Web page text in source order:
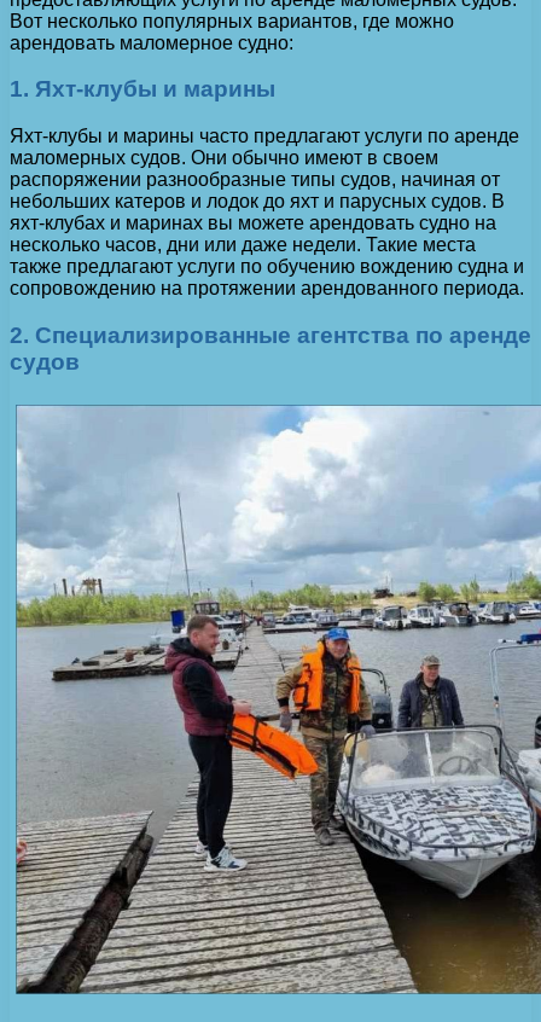
Вот несколько популярных вариантов, где можно
арендовать маломерное судно:
1. Яхт-клубы и марины
Яхт-клубы и марины часто предлагают услуги по аренде
маломерных судов. Они обычно имеют в своем
распоряжении разнообразные типы судов, начиная от
небольших катеров и лодок до яхт и парусных судов. В
яхт-клубах и маринах вы можете арендовать судно на
несколько часов, дни или даже недели. Такие места
также предлагают услуги по обучению вождению судна и
сопровождению на протяжении арендованного периода.
2. Специализированные агентства по аренде
судов